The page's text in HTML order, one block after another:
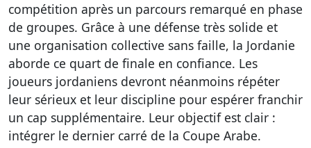
compétition après un parcours remarqué en phase
de groupes. Grâce à une défense très solide et
une organisation collective sans faille, la Jordanie
aborde ce quart de finale en confiance. Les
joueurs jordaniens devront néanmoins répéter
leur sérieux et leur discipline pour espérer franchir
un cap supplémentaire. Leur objectif est clair :
intégrer le dernier carré de la Coupe Arabe.